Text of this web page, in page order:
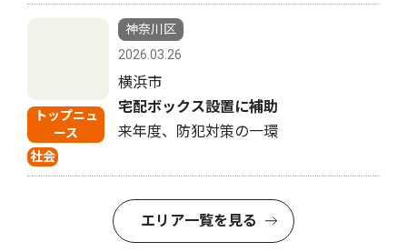
トップニュ
ース
社会
神奈川区
2026.03.26
横浜市
宅配ボックス設置に補助
来年度、防犯対策の一環
エリア一覧を見る